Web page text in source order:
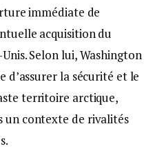
immédiate de
acquisition du
Selon lui, Washington
d’assurer la sécurité et le
territoire arctique,
un contexte de rivalités